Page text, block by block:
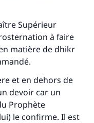
ître Supérieur
à faire
matière de dhikr
é.
re et en dehors de
devoir car un
Prophète
le confirme. Il est